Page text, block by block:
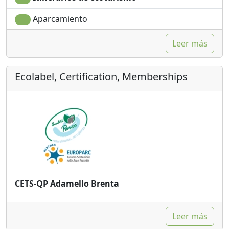
Park Quality por su compromiso con el medio
ambiente.
El Hotel Fantelli se encuentra en Folgarida, en Val di
Sole (Trentino), a tiro de piedra de los Dolomitas de
Brenta. Numerosos paseos poco exigentes son ideales
desde nuestro hotel, ideal también para los más
pequeños, y excursiones y posibilidades de trekking
para los más experimentados.
En tu bicicleta puedes entrenar en caminos de tierra o
exigentes descensos por el bosque para descubrir la
naturaleza.
En el cercano cercano Parque Nacional Stelvio se puede
admirar la fauna alpina o visitar cabañas y cabañas con
grandes áreas verdes y juegos para niños.
Al atardecer puede disfrutar de un aperitivo en nuestro
Hall and Bar y para la cena, en nuestro comedor, le
Aparcamiento
Leer más
Ecolabel, Certification, Memberships
CETS-QP Adamello Brenta
Leer más